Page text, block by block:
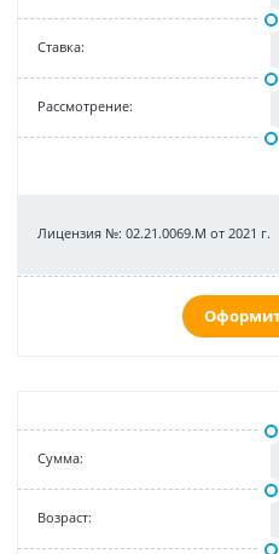
Cтавка:
Рассмотрение:
Лицензия №: 02.21.0069.M от 2021 г.
Cумма:
Возраст: